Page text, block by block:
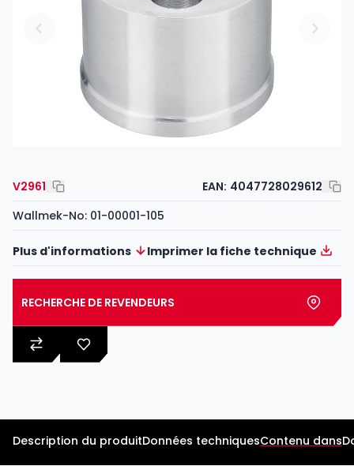
V2961 EAN: 4047728029612
Wallmek-No: 01-00001-105
Plus d'informations Imprimer la fiche technique
RECHERCHE DE REVENDEURS
Description du produitDonnées techniquesContenu dans